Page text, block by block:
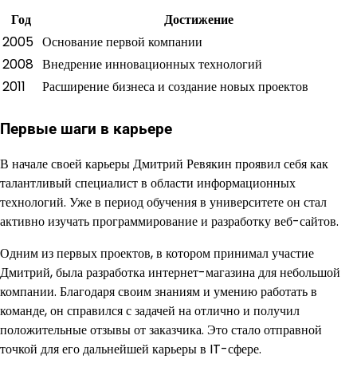
Год
Достижение
2005 Основание первой компании
2008 Внедрение инновационных технологий
2011
Расширение бизнеса и создание новых проектов
Первые шаги в карьере
В начале своей карьеры Дмитрий Ревякин проявил себя как
талантливый специалист в области информационных
технологий. Уже в период обучения в университете он стал
активно изучать программирование и разработку веб-сайтов.
Одним из первых проектов, в котором принимал участие
Дмитрий, была разработка интернет-магазина для небольшой
компании. Благодаря своим знаниям и умению работать в
команде, он справился с задачей на отлично и получил
положительные отзывы от заказчика. Это стало отправной
точкой для его дальнейшей карьеры в IT-сфере.